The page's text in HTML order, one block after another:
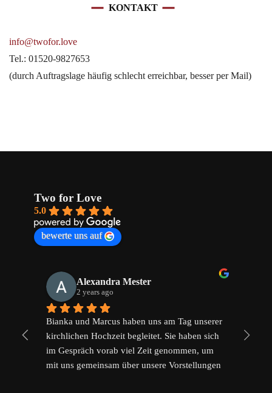
KONTAKT
info@twofor.love
Tel.: 01520-9827653
(durch Auftragslage häufig schlecht erreichbar, besser per Mail)
Two for Love
5.0
bewerte uns auf
Alexandra Mester
2 years ago
Bianka und Marcus haben uns am Tag unserer
kirchlichen Hochzeit begleitet. Sie haben sich
im Gespräch vorab viel Zeit genommen, um
mit uns gemeinsam über unsere Vorstellungen